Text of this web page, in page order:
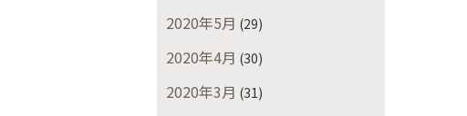
2020年5月 (29)
2020年4月 (30)
2020年3月 (31)